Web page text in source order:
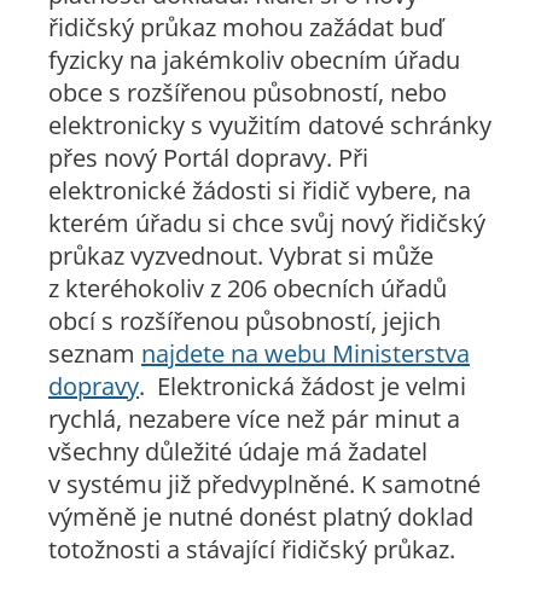
řidičský průkaz mohou zažádat buď
fyzicky na jakémkoliv obecním úřadu
obce s rozšířenou působností, nebo
elektronicky s využitím datové schránky
přes nový Portál dopravy. Při
elektronické žádosti si řidič vybere, na
kterém úřadu si chce svůj nový řidičský
průkaz vyzvednout. Vybrat si může
z kteréhokoliv z 206 obecních úřadů
obcí s rozšířenou působností, jejich
seznam najdete na webu Ministerstva
dopravy. Elektronická žádost je velmi
rychlá, nezabere více než pár minut a
všechny důležité údaje má žadatel
v systému již předvyplněné. K samotné
výměně je nutné donést platný doklad
totožnosti a stávající řidičský průkaz.